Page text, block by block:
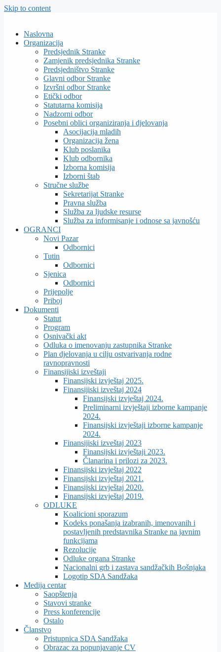
Skip to content
Naslovna
Organizacija
Predsjednik Stranke
Zamjenik predsjednika Stranke
Predsjedništvo Stranke
Glavni odbor Stranke
Izvršni odbor Stranke
Etički odbor
Statutarna komisija
Nadzorni odbor
Posebni oblici organiziranja i djelovanja
Asocijacija mladih
Organizacija žena
Klub poslanika
Klub odbornika
Izborna komisija
Izborni štab
Stručne službe
Sekretarijat Stranke
Pravna služba
Služba za ljudske resurse
Služba za informisanje i odnose sa javnošću
OGRANCI
Novi Pazar
Odbornici
Tutin
Odbornici
Sjenica
Odbornici
Prijepolje
Priboj
Dokumenti
Statut
Program
Osnivački akt
Odluka o imenovanju zastupnika Stranke
Plan djelovanja u cilju ostvarivanja rodne
ravnopravnosti
Finansijiski izveštaji
Finansijski izvještaj 2025.
Finansijiski izveštaj 2024
Finansijski izvještaj 2024.
Preliminarni izvještaji izborne kampanje
2024.
Finansijski izvještaji izborne kampanje
2024.
Finansijiski izveštaj 2023
Finansijski izvještaji 2023.
Članarina i prilozi za 2023.
Finansijski izvještaj 2022
Finansijski izvještaj 2021.
Finansijski izvještaj 2020.
Finansijski izvještaj 2019.
ODLUKE
Koalicioni sporazum
Kodeks ponašanja izabranih, imenovanih i
postavljenih predstavnika Stranke na javnim
funkcijama
Rezolucije
Odluke organa Stranke
Nacionalni grb i zastava sandžačkih Bošnjaka
Logotip SDA Sandžaka
Medija centar
Saopštenja
Stavovi stranke
Press konferencije
Ostalo
Članstvo
Pristupnica SDA Sandžaka
Obrazac za popunjavanje CV